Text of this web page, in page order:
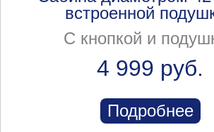
встроенной
С кнопкой и
4 999 руб.
Подробнее